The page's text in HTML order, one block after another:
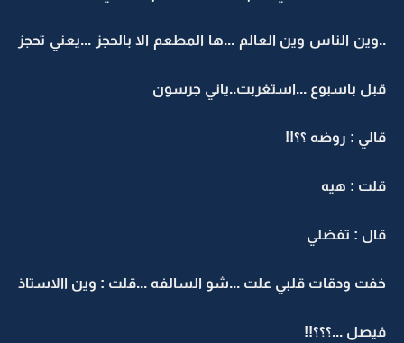
..وين الناس وين العالم ...ها المطعم الا بالحجز ...يعني تحجز
قبل باسبوع ...استغربت..ياني جرسون
قالي : روضه ؟؟!!
قلت : هيه
قال : تفضلي
خفت ودقات قلبي علت ...شو السالفه ...قلت : وين االاستاذ
فيصل ...؟؟؟!!